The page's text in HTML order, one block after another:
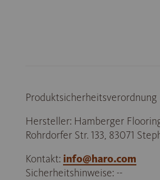
Produktsicherheitsverordnung
Hersteller: Hamberger
Rohrdorfer Str. 133, 83071
Kontakt: info@haro.com
Sicherheitshinweise: --